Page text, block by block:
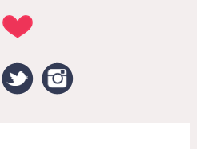
FacebookTwitter